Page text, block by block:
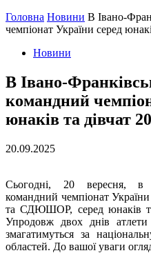
Головна Новини В Івано-
чемпіонат України серед
Новини
В Івано-
командний
юнаків та дівчат
20.09.2025
Сьогодні, 20 вересня, в
командний чемпіонат
та СДЮШОР, серед юнаків
Упродовж двох днів
змагатимуться за
областей. До вашої уваги